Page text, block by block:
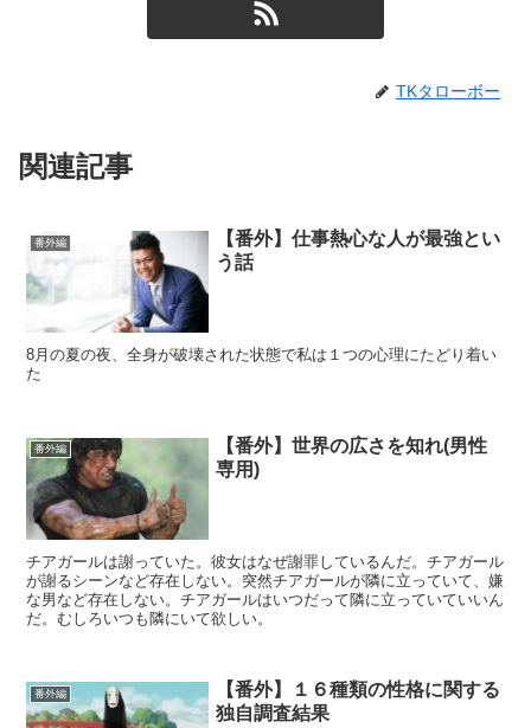
TKタローボー
関連記事
番外編
【番外】仕事熱心な人が最強とい
う話
8月の夏の夜、全身が破壊された状態で私は１つの心理にたどり着い
た
番外編
【番外】世界の広さを知れ(男性
専用)
チアガールは謝っていた。彼女はなぜ謝罪しているんだ。チアガール
が謝るシーンなど存在しない。突然チアガールが隣に立っていて、嫌
な男など存在しない。チアガールはいつだって隣に立っていていいん
だ。むしろいつも隣にいて欲しい。
番外編
【番外】１６種類の性格に関する
独自調査結果